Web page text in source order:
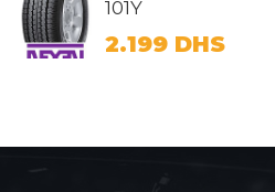
101Y
2.199 DHS